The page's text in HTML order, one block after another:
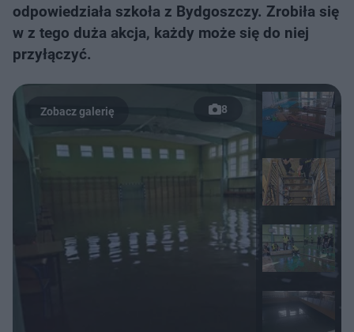
odpowiedziała szkoła z Bydgoszczy. Zrobiła się
w z tego duża akcja, każdy może się do niej
przyłączyć.
8